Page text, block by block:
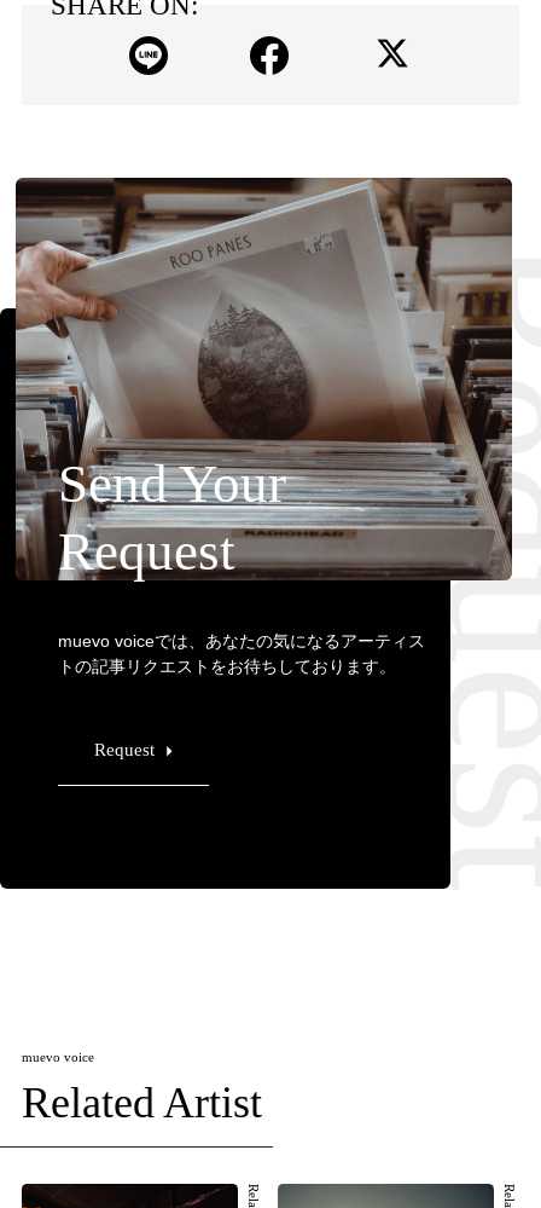
Send Your
Request
muevo voiceでは、あなたの気になるアーティス
トの記事リクエストをお待ちしております。
Request
muevo voice
Related Artist